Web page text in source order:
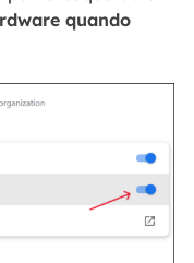
quando